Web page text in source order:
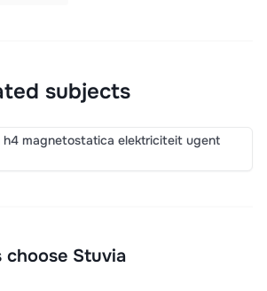
subjects
magnetostatica elektriciteit ugent
Stuvia